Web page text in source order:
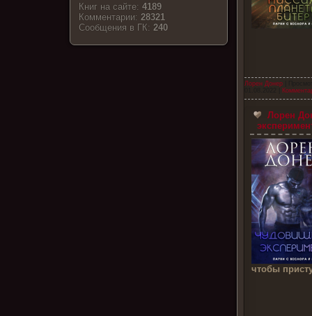
Книг на сайте:4189
Комментарии:28321
Cообщения в ГК:240
Лорен Донер
Лорен
чтобы